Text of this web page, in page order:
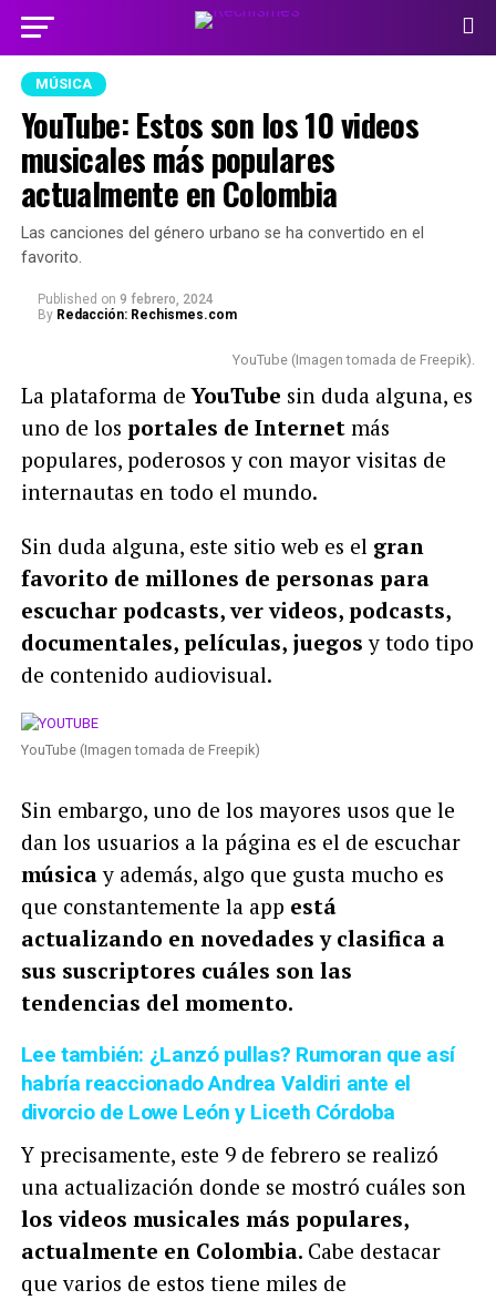
MÚSICA
YouTube: Estos son los 10 videos
musicales más populares
actualmente en Colombia
Las canciones del género urbano se ha convertido en el
favorito.
Published on 9 febrero, 2024
By Redacción: Rechismes.com
YouTube (Imagen tomada de Freepik).
La plataforma deYouTube sin duda alguna, es
uno de los portales de Internetmás
populares, poderosos y con mayor visitas de
internautas en todo el mundo.
Sin duda alguna, este sitio web es el gran
favorito de millones de personas para
escuchar podcasts, ver videos, podcasts,
documentales, películas, juegos y todo tipo
de contenido audiovisual.
YouTube (Imagen tomada de Freepik)
Sin embargo, uno de los mayores usos que le
dan los usuarios a la página es el de escuchar
músicay además, algo que gusta mucho es
que constantemente la app está
actualizando en novedades y clasifica a
sus suscriptores cuáles son las
tendencias del momento.
Lee también: ¿Lanzó pullas? Rumoran que así
habría reaccionado Andrea Valdiri ante el
divorcio de Lowe León y Liceth Córdoba
Y precisamente, este 9 de febrero se realizó
una actualización donde se mostró cuáles son
los videos musicales más populares,
actualmente en Colombia. Cabe destacar
que varios de estos tiene miles de